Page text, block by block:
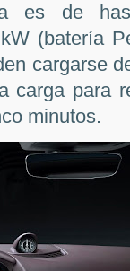
es de
(batería
cargarse
carga para
minutos.